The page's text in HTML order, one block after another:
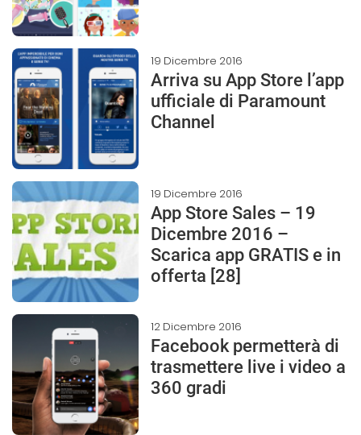
19 Dicembre 2016
Arriva su App Store l’app
ufficiale di Paramount
Channel
19 Dicembre 2016
App Store Sales – 19
Dicembre 2016 –
Scarica app GRATIS e in
offerta [28]
12 Dicembre 2016
Facebook permetterà di
trasmettere live i video a
360 gradi